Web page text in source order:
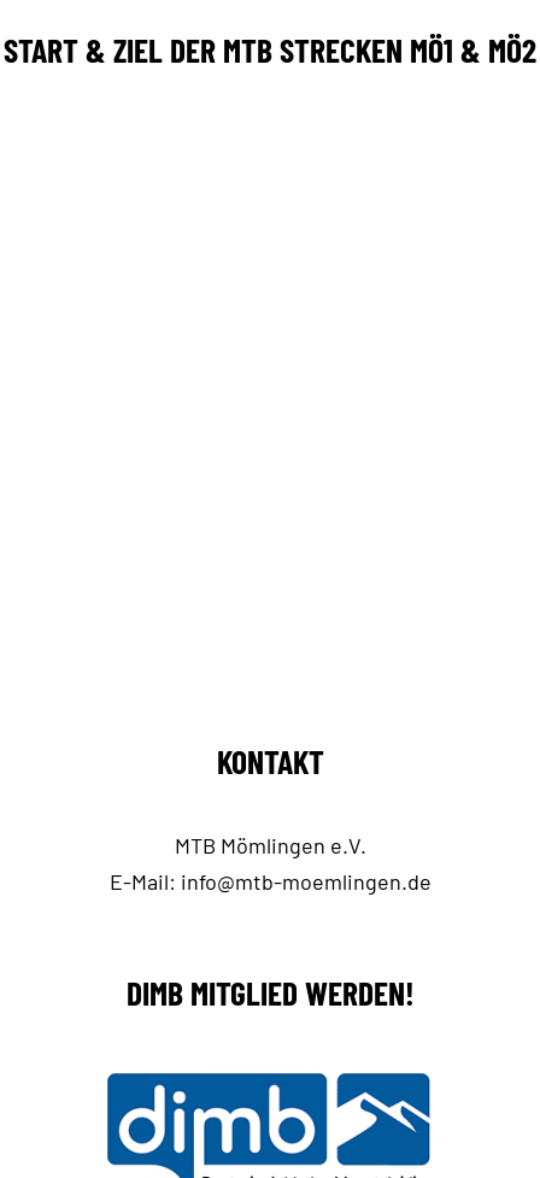
START & ZIEL DER MTB STRECKEN MÖ1 & MÖ2
KONTAKT
MTB Mömlingen e.V.
E-Mail: info@mtb-moemlingen.de
DIMB MITGLIED WERDEN!